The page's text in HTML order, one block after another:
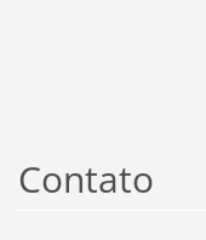
Contato